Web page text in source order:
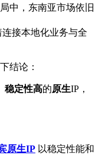
中，东南亚市场依旧
连接本地化业务与全
结论：
稳定性高的原生IP，
原生IP 以稳定性能和